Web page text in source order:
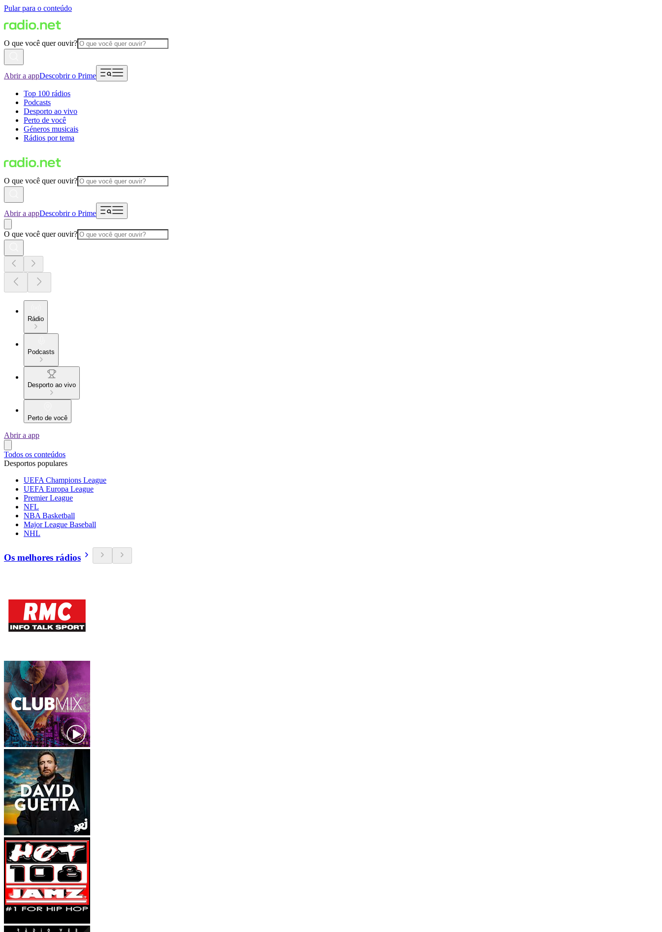
Pular para o conteúdo
O que você quer ouvir?
Abrir a appDescobrir o Prime
Top 100 rádios
Podcasts
Desporto ao vivo
Perto de você
Géneros musicais
Rádios por tema
O que você quer ouvir?
Abrir a appDescobrir o Prime
O que você quer ouvir?
Rádio
Podcasts
Desporto ao vivo
Perto de você
Abrir a app
Todos os conteúdos
Desportos populares
UEFA Champions League
UEFA Europa League
Premier League
NFL
NBA Basketball
Major League Baseball
NHL
Os melhores rádios